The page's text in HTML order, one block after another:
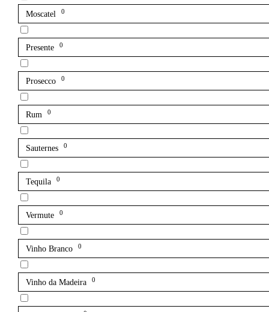
Moscatel 0
Presente 0
Prosecco 0
Rum 0
Sauternes 0
Tequila 0
Vermute 0
Vinho Branco 0
Vinho da Madeira 0